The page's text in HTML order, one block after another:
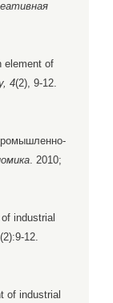
element of
4(2), 9-12.
. 2010;
industrial
12.
of industrial